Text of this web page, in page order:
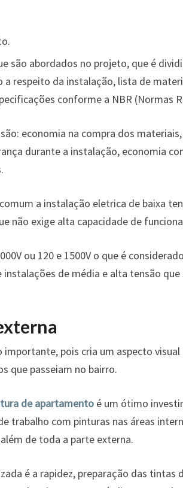
são abordados no projeto, que é
respeito da instalação, lista de
conforme a NBR (Normas
economia na compra dos
durante a instalação, economia
a instalação eletrica de baixa
não exige alta capacidade de
ou 120 e 1500V o que é
de média e alta tensão
pois cria um aspecto visual
que passeiam no bairro.
de apartamento é um ótimo
trabalho com pinturas nas áreas
de toda a parte externa.
é a rapidez, preparação das tintas